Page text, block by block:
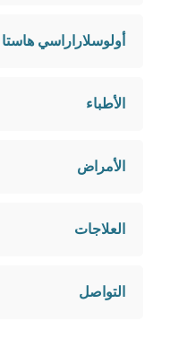
أولوسلاراراسي
الأطباء
الأمراض
العلاجات
التواصل